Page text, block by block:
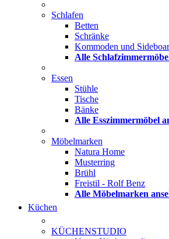
Schlafen
Betten
Schränke
Kommoden und
Alle
Essen
Stühle
Tische
Bänke
Alle Esszimmermöbel
Möbelmarken
Natura Home
Musterring
Brühl
Freistil - Rolf Benz
Alle Möbelmarken
Küchen
KÜCHENSTUDIO